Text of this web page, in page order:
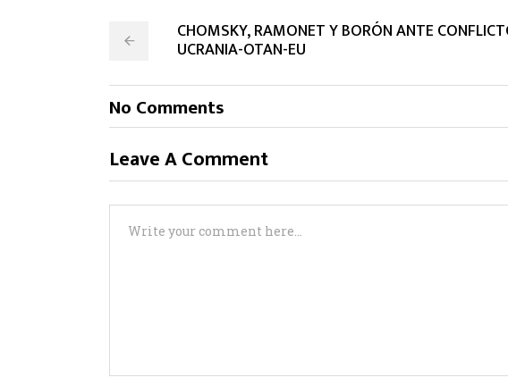
CHOMSKY, RAMONET Y BORÓN ANTE
UCRANIA-OTAN-EU
No Comments
Leave A Comment